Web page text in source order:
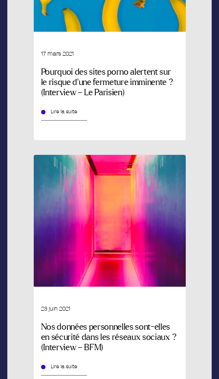
17 mars 2021
Pourquoi des sites porno alertent sur
le risque d’une fermeture imminente ?
(Interview – Le Parisien)
Lire la suite
23 juin 2021
Nos données personnelles sont-elles
en sécurité dans les réseaux sociaux ?
(Interview – BFM)
Lire la suite